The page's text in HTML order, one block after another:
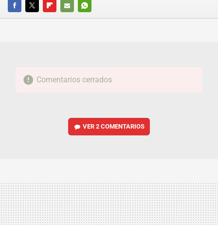
FACEBOOKTWITTERFLIPBOARD
E-
WHATSAPP
Comentarios cerrados
VER2 COMENTARIOS